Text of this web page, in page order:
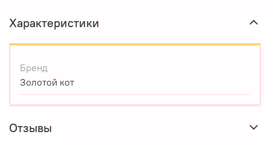
Характеристики
Бренд
Золотой кот
Отзывы